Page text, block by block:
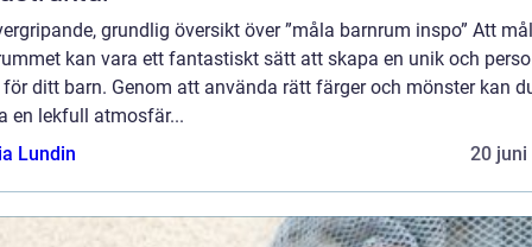
grundlig översikt över ”måla barnrum inspo” Att
kan vara ett fantastiskt sätt att skapa en unik och
ditt barn. Genom att använda rätt färger och mönster kan
en lekfull atmosfär...
Lundin
20 juni